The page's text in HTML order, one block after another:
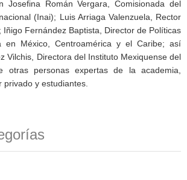
Josefina Román Vergara, Comisionada del
(Inai); Luis Arriaga Valenzuela, Rector
Iñigo Fernández Baptista, Director de Políticas
en México, Centroamérica y el Caribe; así
Vilchis, Directora del Instituto Mexiquense del
otras personas expertas de la academia,
y estudiantes.